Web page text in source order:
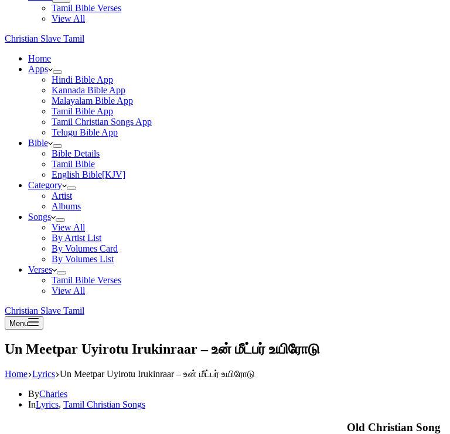
Tamil Bible Verses
View All
Christian Slave Tamil
Home
Apps
Hindi Bible App
Kannada Bible App
Malayalam Bible App
Tamil Bible App
Tamil Christian Songs App
Telugu Bible App
Bible
Bible Details
Tamil Bible
English Bible[KJV]
Category
Artist
Albums
Songs
View All
By Artist List
By Volumes Card
By Volumes List
Verses
Tamil Bible Verses
View All
Christian Slave Tamil
Menu
Un Meetpar Uyirotu Irukinraar – உன் மீட்பர் உயிரோடு
Home Lyrics Un Meetpar Uyirotu Irukinraar – உன் மீட்பர் உயிரோடு
ByCharles
InLyrics, Tamil Christian Songs
Old Christian Song